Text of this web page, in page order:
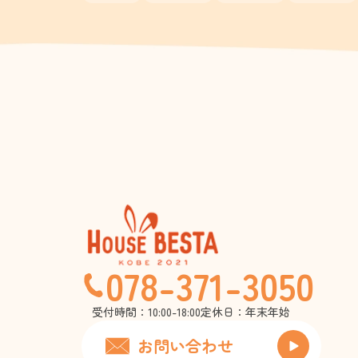
078-371-3050
受付時間：10:00-18:00定休日：年末年始
お問い合わせ